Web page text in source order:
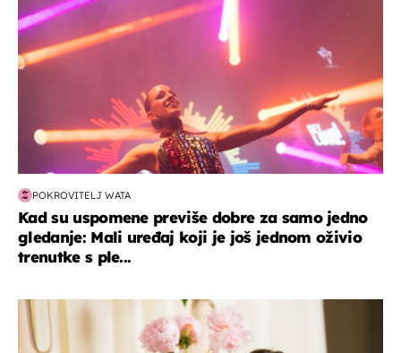
POKROVITELJ WATA
Kad su uspomene previše dobre za samo jedno
gledanje: Mali uređaj koji je još jednom oživio
trenutke s ple...
moda & ljepota